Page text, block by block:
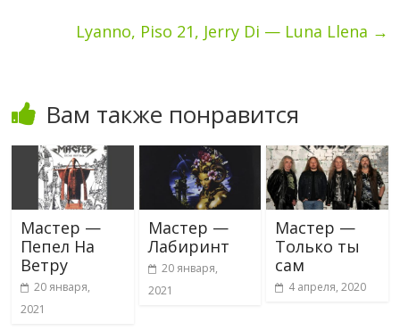
Lyanno, Piso 21, Jerry Di — Luna Llena →
Вам также понравится
Мастер —
Пепел На
Ветру
20 января,
2021
Мастер —
Лабиринт
20 января,
2021
Мастер —
Только ты
сам
4 апреля, 2020